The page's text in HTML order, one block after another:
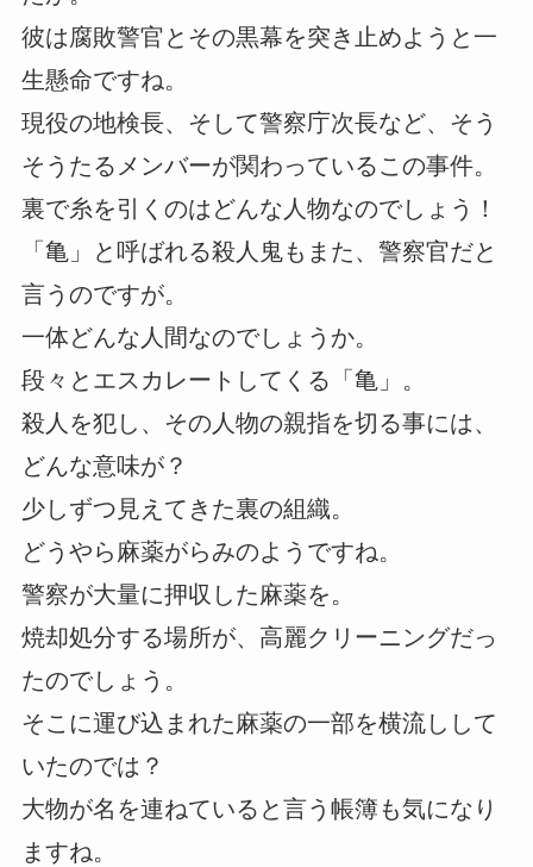
彼は腐敗警官とその黒幕を突き止めようと一
生懸命ですね。
現役の地検長、そして警察庁次長など、そう
そうたるメンバーが関わっているこの事件。
裏で糸を引くのはどんな人物なのでしょう！
「亀」と呼ばれる殺人鬼もまた、警察官だと
言うのですが。
一体どんな人間なのでしょうか。
段々とエスカレートしてくる「亀」。
殺人を犯し、その人物の親指を切る事には、
どんな意味が？
少しずつ見えてきた裏の組織。
どうやら麻薬がらみのようですね。
警察が大量に押収した麻薬を。
焼却処分する場所が、高麗クリーニングだっ
たのでしょう。
そこに運び込まれた麻薬の一部を横流しして
いたのでは？
大物が名を連ねていると言う帳簿も気になり
ますね。